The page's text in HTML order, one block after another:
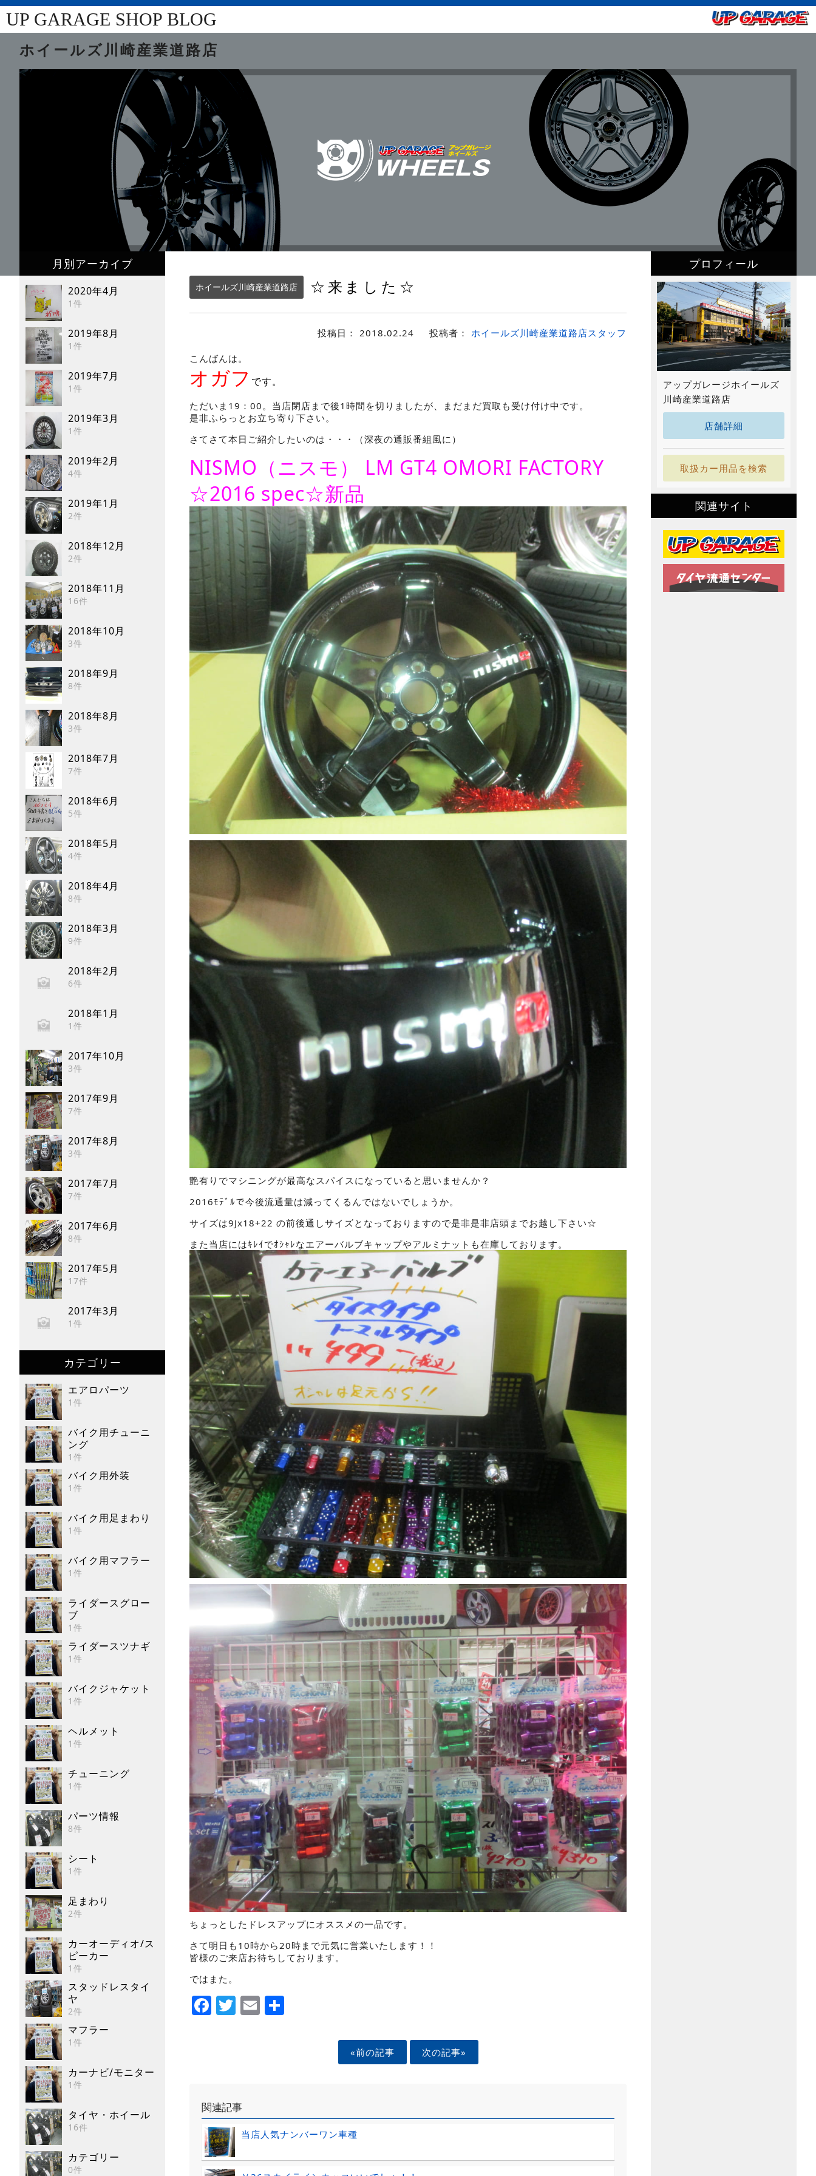
UP GARAGE SHOP BLOG
ホイールズ川崎産業道路店
月別アーカイブ
2020年4月
1件
2019年8月
1件
2019年7月
1件
2019年3月
1件
2019年2月
4件
2019年1月
2件
2018年12月
2件
2018年11月
16件
2018年10月
3件
2018年9月
8件
2018年8月
3件
2018年7月
7件
2018年6月
5件
2018年5月
4件
2018年4月
8件
2018年3月
9件
2018年2月
6件
2018年1月
1件
2017年10月
3件
2017年9月
7件
2017年8月
3件
2017年7月
7件
2017年6月
8件
2017年5月
17件
2017年3月
1件
カテゴリー
エアロパーツ
1件
バイク用チューニ
ング
1件
バイク用外装
1件
バイク用足まわり
1件
バイク用マフラー
1件
ライダースグロー
ブ
1件
ライダースツナギ
1件
バイクジャケット
1件
ヘルメット
1件
チューニング
1件
パーツ情報
8件
シート
1件
足まわり
2件
カーオーディオ/ス
ピーカー
1件
スタッドレスタイ
ヤ
2件
マフラー
1件
カーナビ/モニター
1件
タイヤ・ホイール
16件
カテゴリー
0件
ホイールズ川崎産業道路店 ☆来ました☆
投稿日： 2018.02.24 投稿者： ホイールズ川崎産業道路店スタッフ
こんばんは。
オガフ です。
ただいま19：00。当店閉店まで後1時間を切りましたが、まだまだ買取も受け付け中です。
是非ふらっとお立ち寄り下さい。
さてさて本日ご紹介したいのは・・・（深夜の通販番組風に）
NISMO（ニスモ） LM GT4 OMORI FACTORY
☆2016 spec☆新品
艶有りでマシニングが最高なスパイスになっていると思いませんか？
2016ﾓﾃﾞﾙで今後流通量は減ってくるんではないでしょうか。
サイズは9Jx18+22 の前後通しサイズとなっておりますので是非是非店頭までお越し下さい☆
また当店にはｷﾚｲでｵｼｬﾚなエアーバルブキャップやアルミナットも在庫しております。
ちょっとしたドレスアップにオススメの一品です。
さて明日も10時から20時まで元気に営業いたします！！
皆様のご来店お待ちしております。
ではまた。
Facebook
Twitter
Email
«前の記事 次の記事»
関連記事
当店人気ナンバーワン車種
プロフィール
アップガレージホイールズ
川崎産業道路店
店舗詳細
取扱カー用品を検索
関連サイト